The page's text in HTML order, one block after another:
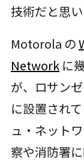
技術だと思い
Motorola の
Networkに
が、ロサン
に設置され
ュ・ネット
察や消防署